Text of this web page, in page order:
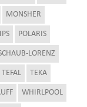
MONSHER
POLARIS
LORENZ
TEFAL TEKA
WHIRLPOOL